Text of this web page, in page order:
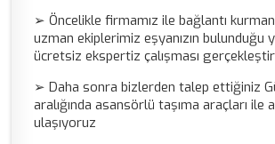
➢ Öncelikle firmamız ile bağlantı
uzman ekiplerimiz eşyanızın bulunduğu
ücretsiz ekspertiz çalışması
➢ Daha sonra bizlerden talep ettiğiniz
aralığında asansörlü taşıma araçları ile
ulaşıyoruz